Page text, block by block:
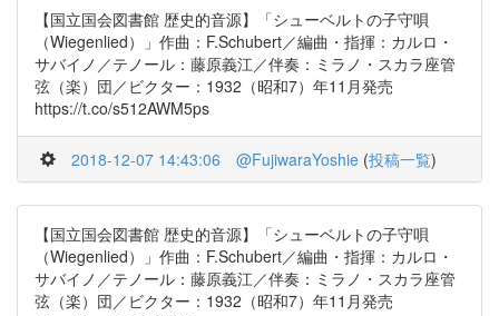
【国立国会図書館 歴史的音源】「シューベルトの子守唄
（Wiegenlied）」作曲：F.Schubert／編曲・指揮：カルロ・
サバイノ／テノール：藤原義江／伴奏：ミラノ・スカラ座管
弦（楽）団／ビクター：1932（昭和7）年11月発売
https://t.co/s512AWM5ps
2018-12-07 14:43:06 @FujiwaraYoshie (投稿一覧)
【国立国会図書館 歴史的音源】「シューベルトの子守唄
（Wiegenlied）」作曲：F.Schubert／編曲・指揮：カルロ・
サバイノ／テノール：藤原義江／伴奏：ミラノ・スカラ座管
弦（楽）団／ビクター：1932（昭和7）年11月発売